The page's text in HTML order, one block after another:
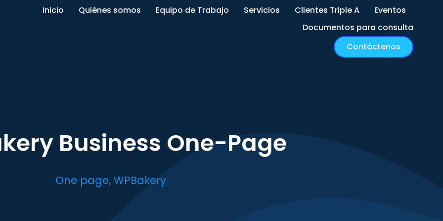
Inicio Quiénes somos Equipo de Trabajo Servicios Clientes Triple A
Eventos
Documentos para consulta
Contáctenos
Business One-Page
One page, WPBakery